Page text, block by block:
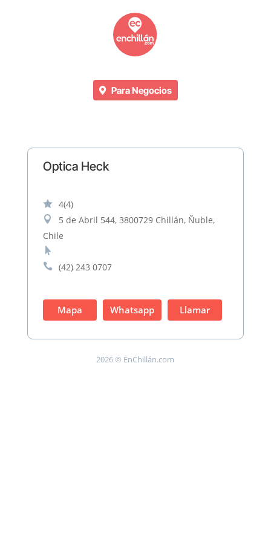
Para Negocios
Optica Heck
 4(4)

5 de Abril 544, 3800729 Chillán, Ñuble,
Chile


(42) 243 0707
Mapa Whatsapp Llamar
2026 © EnChillán.com